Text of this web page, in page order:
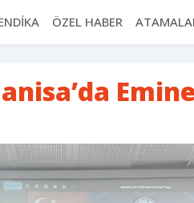
ÖZEL HABER